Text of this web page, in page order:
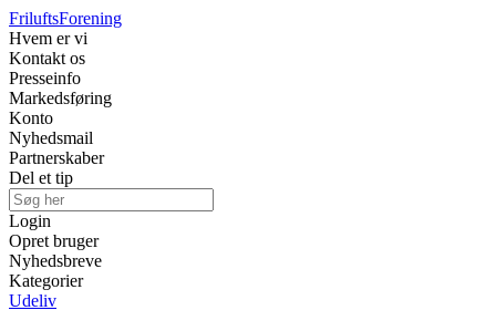
FriluftsForening
Hvem er vi
Kontakt os
Presseinfo
Markedsføring
Konto
Nyhedsmail
Partnerskaber
Del et tip
Login
Opret bruger
Nyhedsbreve
Kategorier
Udeliv